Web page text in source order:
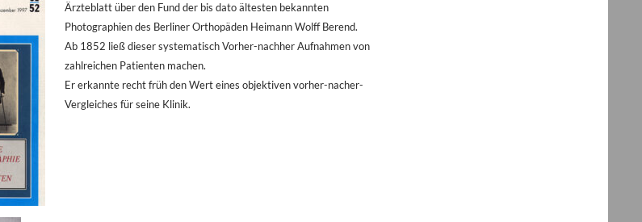
Ärzteblatt über den Fund der bis dato ältesten bekannten
Photographien des Berliner Orthopäden Heimann Wolff Berend.
Ab 1852 ließ dieser systematisch Vorher-nachher Aufnahmen von
zahlreichen Patienten machen.
Er erkannte recht früh den Wert eines objektiven vorher-nacher-
Vergleiches für seine Klinik.